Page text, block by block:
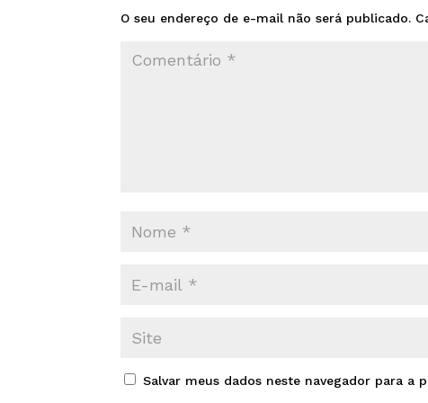
O seu endereço de e-mail não será publicado.
Salvar meus dados neste navegador para a